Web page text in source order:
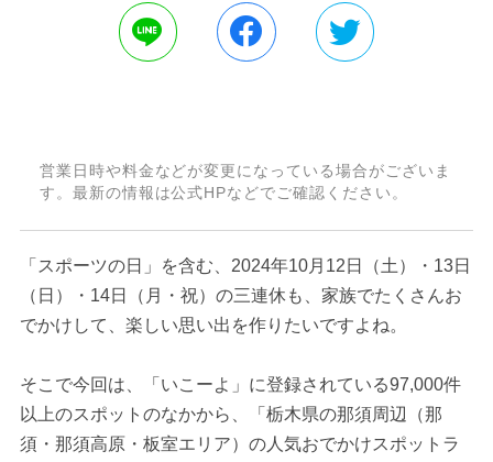
営業日時や料金などが変更になっている場合がございま
す。最新の情報は公式HPなどでご確認ください。
「スポーツの日」を含む、2024年10月12日（土）・13日
（日）・14日（月・祝）の三連休も、家族でたくさんお
でかけして、楽しい思い出を作りたいですよね。
そこで今回は、「いこーよ」に登録されている97,000件
以上のスポットのなかから、「栃木県の那須周辺（那
須・那須高原・板室エリア）の人気おでかけスポットラ